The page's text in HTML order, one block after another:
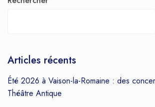
Articles récents
Été 2026 à Vaison-la-Romaine : des
Théâtre Antique